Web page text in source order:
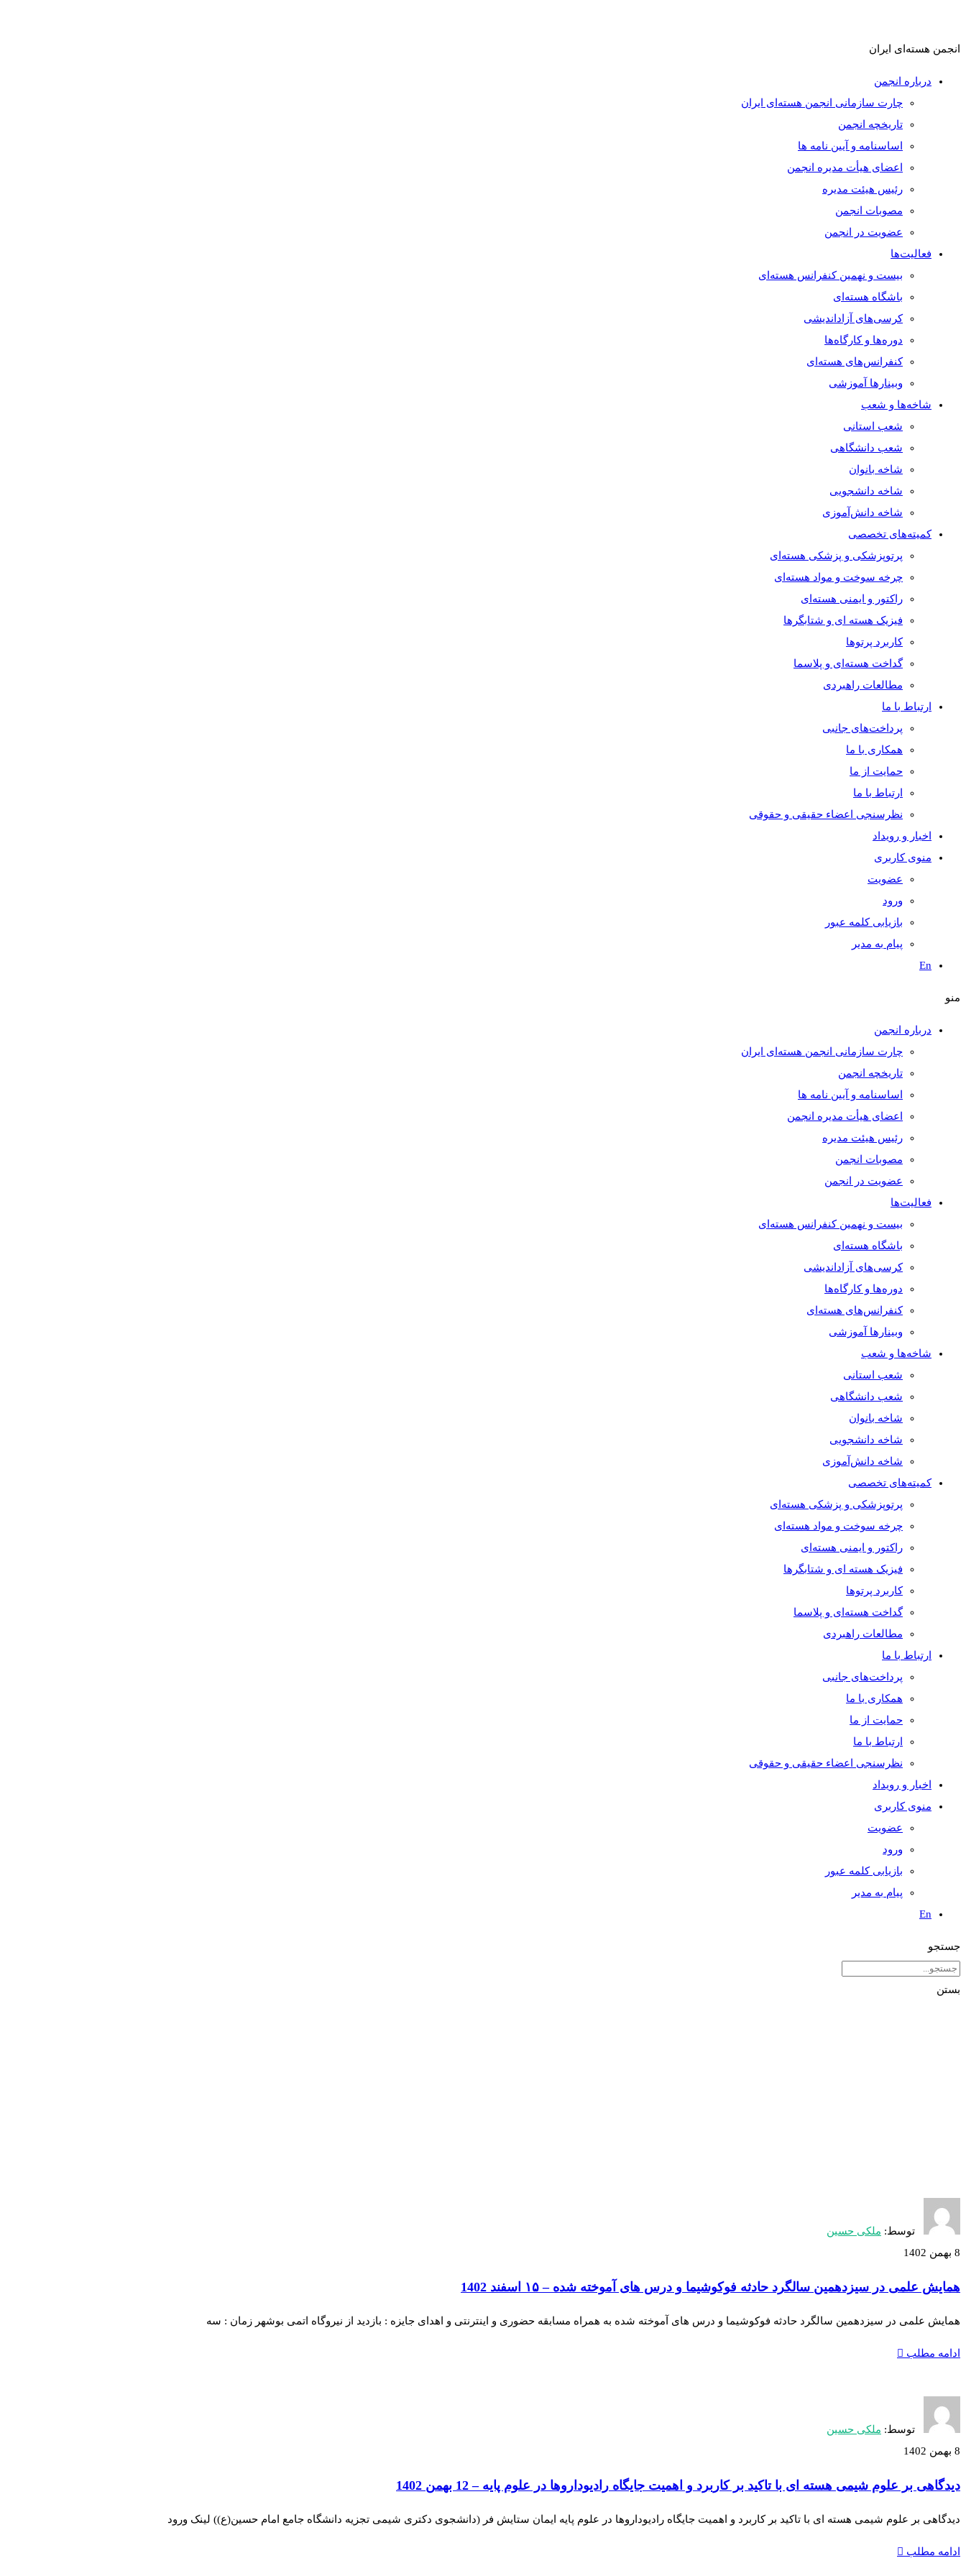
انجمن هسته‌ای ایران
درباره انجمن
چارت سازمانی انجمن هسته‌ای ایران
تاریخچه انجمن
اساسنامه و آیین نامه ها
اعضای هیأت مدیره انجمن
رئیس هیئت مدیره
مصوبات انجمن
عضویت در انجمن
فعالیت‌ها
بیست و نهمین کنفرانس هسته‌ای
باشگاه هسته‌ای
کرسی‌های آزاداندیشی
دوره‌ها و کارگاه‌ها
کنفرانس‌های هسته‌ای
وبینارها آموزشی
شاخه‌ها و شعب
شعب استانی
شعب دانشگاهی
شاخه بانوان
شاخه دانشجویی
شاخه دانش‌آموزی
کمیته‌های تخصصی
پرتوپزشکی و پزشکی هسته‌ای
چرخه سوخت و مواد هسته‌ای
راکتور و ایمنی هسته‌ای
فیزیک هسته ای و شتابگرها
کاربرد پرتوها
گداخت هسته‌ای و پلاسما
مطالعات راهبردی
ارتباط با ما
پرداخت‌های جانبی
همکاری با ما
حمايت از ما
ارتباط با ما
نظر‌سنجی اعضاء حقیقی و حقوقی
اخبار و رويداد
منوی کاربری
عضویت
ورود
بازیابی کلمه عبور
پیام به مدير
En
منو
درباره انجمن
چارت سازمانی انجمن هسته‌ای ایران
تاریخچه انجمن
اساسنامه و آیین نامه ها
اعضای هیأت مدیره انجمن
رئیس هیئت مدیره
مصوبات انجمن
عضویت در انجمن
فعالیت‌ها
بیست و نهمین کنفرانس هسته‌ای
باشگاه هسته‌ای
کرسی‌های آزاداندیشی
دوره‌ها و کارگاه‌ها
کنفرانس‌های هسته‌ای
وبینارها آموزشی
شاخه‌ها و شعب
شعب استانی
شعب دانشگاهی
شاخه بانوان
شاخه دانشجویی
شاخه دانش‌آموزی
کمیته‌های تخصصی
پرتوپزشکی و پزشکی هسته‌ای
چرخه سوخت و مواد هسته‌ای
راکتور و ایمنی هسته‌ای
فیزیک هسته ای و شتابگرها
کاربرد پرتوها
گداخت هسته‌ای و پلاسما
مطالعات راهبردی
ارتباط با ما
پرداخت‌های جانبی
همکاری با ما
حمايت از ما
ارتباط با ما
نظر‌سنجی اعضاء حقیقی و حقوقی
اخبار و رويداد
منوی کاربری
عضویت
ورود
بازیابی کلمه عبور
پیام به مدير
En
جستجو
بستن
توسط: ملکی حسین
8 بهمن 1402
همایش علمی در سیزدهمین سالگرد حادثه فوکوشیما و درس های آموخته شده – ۱۵ اسفند 1402
همایش علمی در سیزدهمین سالگرد حادثه فوکوشیما و درس های آموخته شده به همراه مسابقه حضوری و اینترنتی و اهدای جایزه : بازدید از نیروگاه اتمی بوشهر زمان : سه
ادامه مطلب
توسط: ملکی حسین
8 بهمن 1402
دیدگاهی بر علوم شیمی هسته ای با تاکید بر کاربرد و اهمیت جایگاه رادیوداروها در علوم پایه – 12 بهمن 1402
دیدگاهی بر علوم شیمی هسته ای با تاکید بر کاربرد و اهمیت جایگاه رادیوداروها در علوم پایه ایمان ستایش فر (دانشجوی دکتری شیمی تجزیه دانشگاه جامع امام حسین(ع)) لینک ورود
ادامه مطلب